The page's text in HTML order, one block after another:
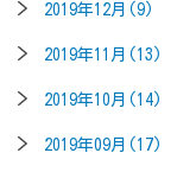
2019年12月(9)
2019年11月(13)
2019年10月(14)
2019年09月(17)